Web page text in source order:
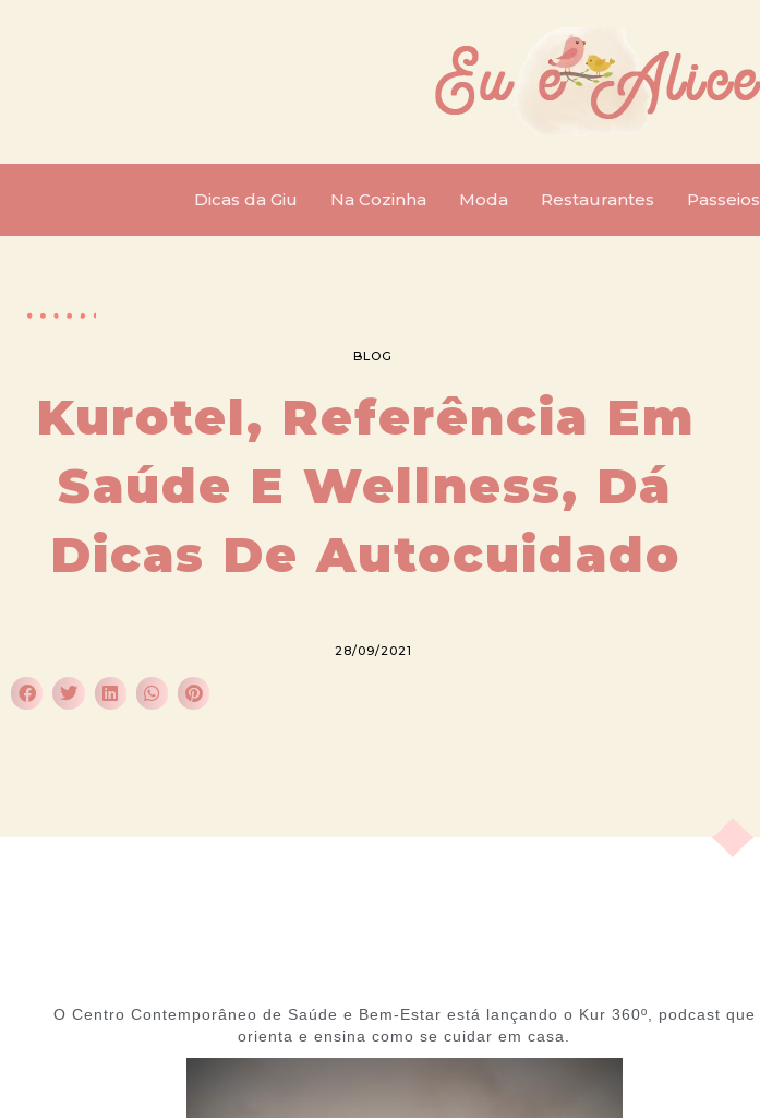
Dicas da Giu Na Cozinha Moda Restaurantes Passeios
BLOG
Kurotel, Referência Em
Saúde E Wellness, Dá
Dicas De Autocuidado
28/09/2021
O Centro Contemporâneo de Saúde e Bem-Estar está lançando o Kur 360º, podcast que
orienta e ensina como se cuidar em casa.